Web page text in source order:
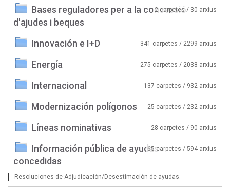
Bases reguladores per a la concessió
d'ajudes i beques
2 carpetes / 30 arxius
Innovación e I+D 341 carpetes / 2299 arxius
Energía 275 carpetes / 2038 arxius
Internacional 137 carpetes / 932 arxius
Modernización polígonos 25 carpetes / 232 arxius
Líneas nominativas 28 carpetes / 90 arxius
Información pública de ayudas
concedidas
65 carpetes / 594 arxius
Resoluciones de Adjudicación/Desestimación de ayudas.